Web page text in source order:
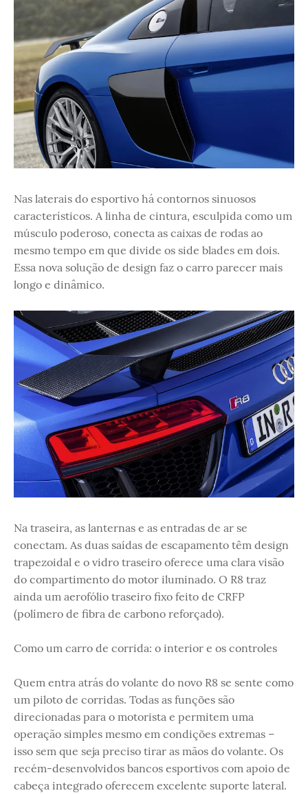
Nas laterais do esportivo há contornos sinuosos
característicos. A linha de cintura, esculpida como um
músculo poderoso, conecta as caixas de rodas ao
mesmo tempo em que divide os side blades em dois.
Essa nova solução de design faz o carro parecer mais
longo e dinâmico.
Na traseira, as lanternas e as entradas de ar se
conectam. As duas saídas de escapamento têm design
trapezoidal e o vidro traseiro oferece uma clara visão
do compartimento do motor iluminado. O R8 traz
ainda um aerofólio traseiro fixo feito de CRFP
(polímero de fibra de carbono reforçado).
Como um carro de corrida: o interior e os controles
Quem entra atrás do volante do novo R8 se sente como
um piloto de corridas. Todas as funções são
direcionadas para o motorista e permitem uma
operação simples mesmo em condições extremas –
isso sem que seja preciso tirar as mãos do volante. Os
recém-desenvolvidos bancos esportivos com apoio de
cabeça integrado oferecem excelente suporte lateral.